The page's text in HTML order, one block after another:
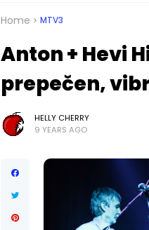
Home MTV3
Anton + Hevi
prepečen,
HELLY CHERRY
9 YEARS AGO